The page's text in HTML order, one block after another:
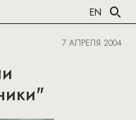
EN
7 АПРЕЛЯ 2004